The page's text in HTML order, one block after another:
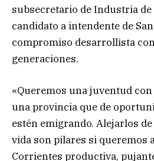
subsecretario de Industria
candidato a intendente de
compromiso desarrollista
generaciones.
«Queremos una juventud
una provincia que de
estén emigrando. Alejarlos
vida son pilares si queremos
Corrientes productiva,